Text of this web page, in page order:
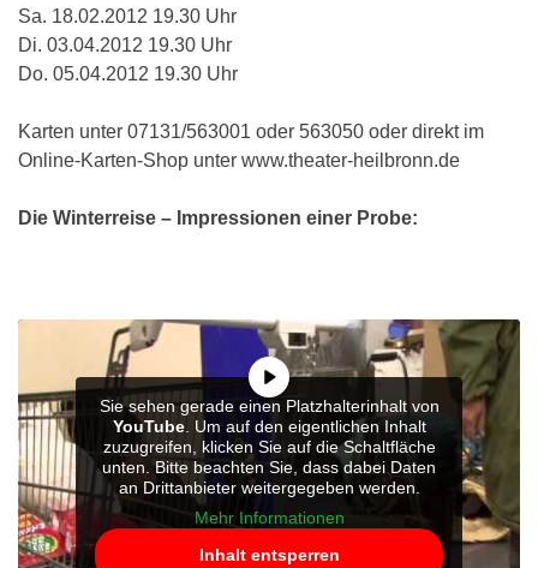
Sa. 18.02.2012 19.30 Uhr
Di. 03.04.2012 19.30 Uhr
Do. 05.04.2012 19.30 Uhr
Karten unter 07131/563001 oder 563050 oder direkt im
Online-Karten-Shop unter www.theater-heilbronn.de
Die Winterreise – Impressionen einer Probe:
Sie sehen gerade einen Platzhalterinhalt von
YouTube. Um auf den eigentlichen Inhalt
zuzugreifen, klicken Sie auf die Schaltfläche
unten. Bitte beachten Sie, dass dabei Daten
an Drittanbieter weitergegeben werden.
Mehr Informationen
Inhalt entsperren